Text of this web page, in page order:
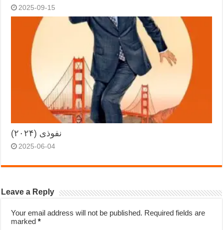
2025-09-15
نفوذی (۲۰۲۴)
2025-06-04
Leave a Reply
Your email address will not be published. Required fields are
marked*